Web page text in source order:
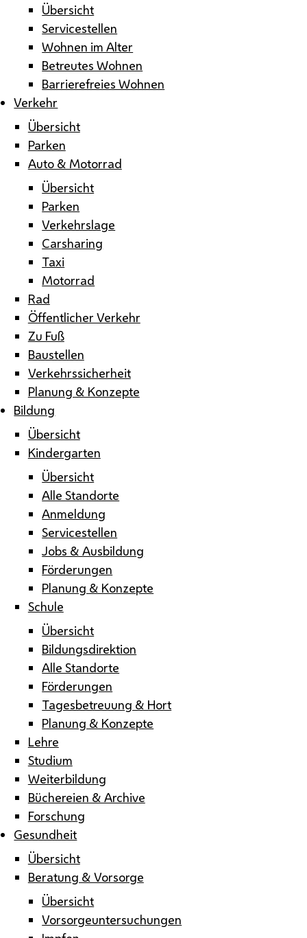
Übersicht
Servicestellen
Wohnen im Alter
Betreutes Wohnen
Barrierefreies Wohnen
Verkehr
Übersicht
Parken
Auto & Motorrad
Übersicht
Parken
Verkehrslage
Carsharing
Taxi
Motorrad
Rad
Öffentlicher Verkehr
Zu Fuß
Baustellen
Verkehrssicherheit
Planung & Konzepte
Bildung
Übersicht
Kindergarten
Übersicht
Alle Standorte
Anmeldung
Servicestellen
Jobs & Ausbildung
Förderungen
Planung & Konzepte
Schule
Übersicht
Bildungsdirektion
Alle Standorte
Förderungen
Tagesbetreuung & Hort
Planung & Konzepte
Lehre
Studium
Weiterbildung
Büchereien & Archive
Forschung
Gesundheit
Übersicht
Beratung & Vorsorge
Übersicht
Vorsorgeuntersuchungen